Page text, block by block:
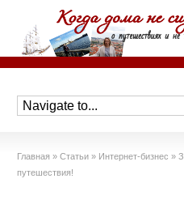
Главная » Статьи » Интернет-бизнес »
путешествия!